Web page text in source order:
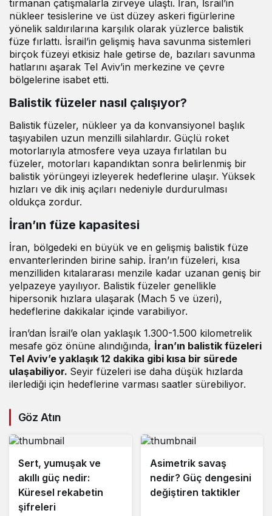
tırmanan çatışmalarla zirveye ulaştı. İran, İsrail’in
nükleer tesislerine ve üst düzey askeri figürlerine
yönelik saldırılarına karşılık olarak yüzlerce balistik
füze fırlattı. İsrail’in gelişmiş hava savunma sistemleri
birçok füzeyi etkisiz hale getirse de, bazıları savunma
hatlarını aşarak Tel Aviv’in merkezine ve çevre
bölgelerine isabet etti.
Balistik füzeler nasıl çalışıyor?
Balistik füzeler, nükleer ya da konvansiyonel başlık
taşıyabilen uzun menzilli silahlardır. Güçlü roket
motorlarıyla atmosfere veya uzaya fırlatılan bu
füzeler, motorları kapandıktan sonra belirlenmiş bir
balistik yörüngeyi izleyerek hedeflerine ulaşır. Yüksek
hızları ve dik iniş açıları nedeniyle durdurulması
oldukça zordur.
İran’ın füze kapasitesi
İran, bölgedeki en büyük ve en gelişmiş balistik füze
envanterlerinden birine sahip. İran’ın füzeleri, kısa
menzilliden kıtalararası menzile kadar uzanan geniş bir
yelpazeye yayılıyor. Balistik füzeler genellikle
hipersonik hızlara ulaşarak (Mach 5 ve üzeri),
hedeflerine dakikalar içinde varabiliyor.
İran’dan İsrail’e olan yaklaşık 1.300-1.500 kilometrelik
mesafe göz önüne alındığında, İran’ın balistik füzeleri
Tel Aviv’e yaklaşık 12 dakika gibi kısa bir sürede
ulaşabiliyor. Seyir füzeleri ise daha düşük hızlarda
ilerlediği için hedeflerine varması saatler sürebiliyor.
Göz Atın
Sert, yumuşak ve
akıllı güç nedir:
Küresel rekabetin
şifreleri
Asimetrik savaş
nedir? Güç dengesini
değiştiren taktikler